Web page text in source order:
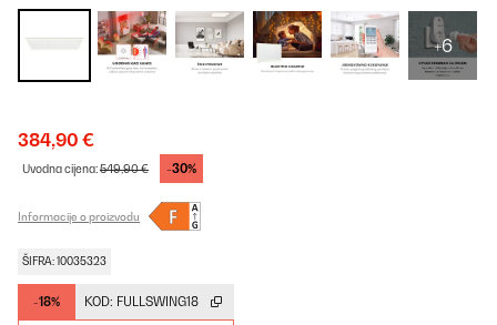
+6
384,90 €
Uvodna cijena:549,90 € -30%
Informacije o proizvodu
ŠIFRA: 10035323
-18% KOD: FULLSWING18